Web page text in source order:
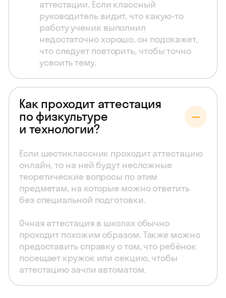
аттестации. Если классный
руководитель видит, что какую-то
работу ученик выполнил
недостаточно хорошо, он подскажет,
что следует повторить, чтобы точно
усвоить тему.
Как проходит аттестация
по физкультуре
и технологии?
Если шестиклассник проходит аттестацию
онлайн, то на ней будут несложные
теоретические вопросы по этим
предметам, на которые можно ответить
без специальной подготовки.
Очная аттестация в школах обычно
проходит похожим образом. Также можно
предоставить справку о том, что ребёнок
посещает кружок или секцию, чтобы
аттестацию зачли автоматом.